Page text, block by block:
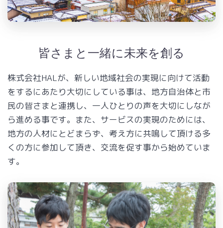
皆さまと一緒に未来を創る
株式会社HALが、新しい地域社会の実現に向けて活動
をするにあたり大切にしている事は、地方自治体と市
民の皆さまと連携し、一人ひとりの声を大切にしなが
ら進める事です。また、サービスの実現のためには、
地方の人材にとどまらず、考え方に共鳴して頂ける多
くの方に参加して頂き、交流を促す事から始めていま
す。